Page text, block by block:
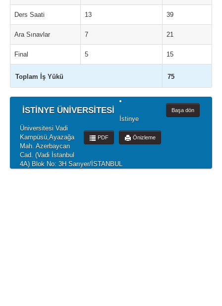
Ders Saati 13 39
Ara Sınavlar 7 21
Final 5 15
Toplam İş Yükü 75
İSTİNYE ÜNİVERSİTESİ Başa dön
Önizleme
PDF
İstinye
Üniversitesi Vadi
Kampüsü,Ayazağa
Mah. Azerbaycan
Cad. (Vadi İstanbul
4A) Blok No: 3H Sarıyer/İSTANBUL